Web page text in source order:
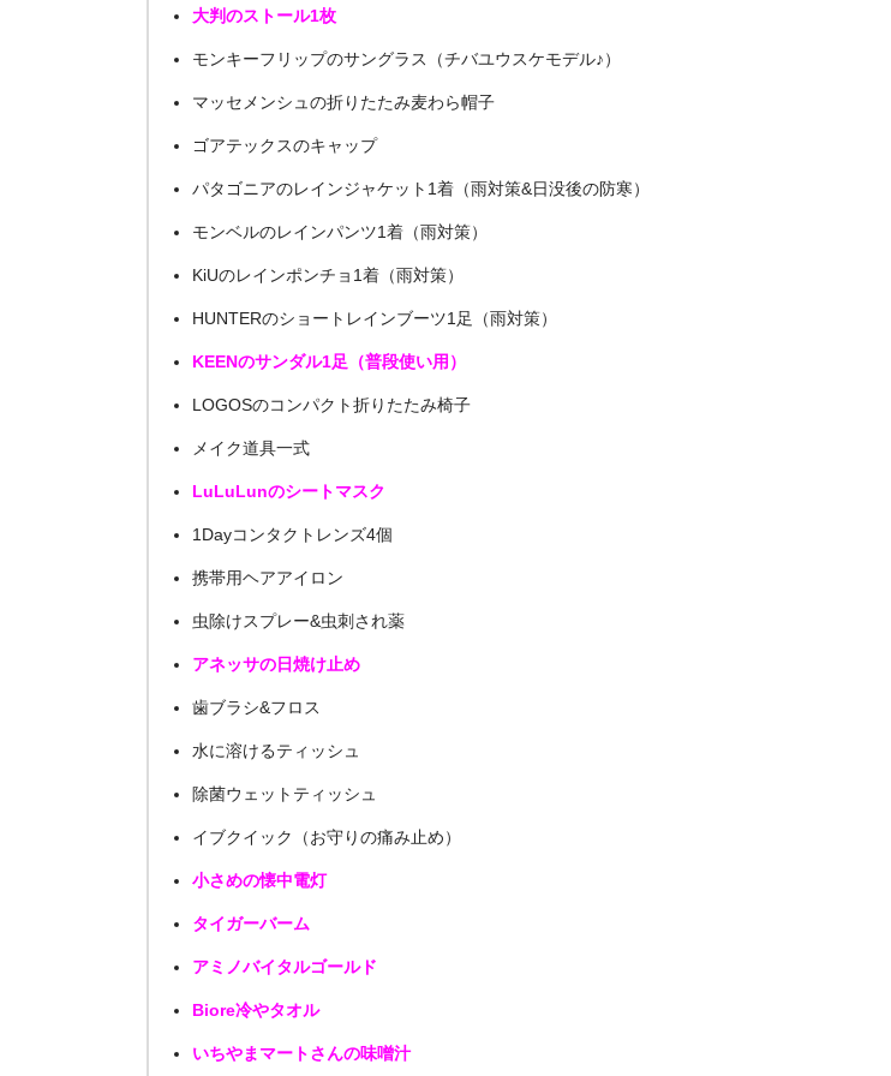
大判のストール1枚
モンキーフリップのサングラス（チバユウスケモデル♪）
マッセメンシュの折りたたみ麦わら帽子
ゴアテックスのキャップ
パタゴニアのレインジャケット1着（雨対策&日没後の防寒）
モンベルのレインパンツ1着（雨対策）
KiUのレインポンチョ1着（雨対策）
HUNTERのショートレインブーツ1足（雨対策）
KEENのサンダル1足（普段使い用）
LOGOSのコンパクト折りたたみ椅子
メイク道具一式
LuLuLunのシートマスク
1Dayコンタクトレンズ4個
携帯用ヘアアイロン
虫除けスプレー&虫刺され薬
アネッサの日焼け止め
歯ブラシ&フロス
水に溶けるティッシュ
除菌ウェットティッシュ
イブクイック（お守りの痛み止め）
小さめの懐中電灯
タイガーバーム
アミノバイタルゴールド
Biore冷やタオル
いちやまマートさんの味噌汁